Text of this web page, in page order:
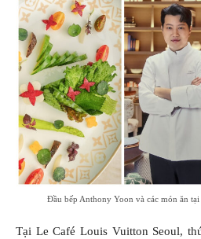
Đầu bếp Anthony Yoon và các món ăn
Tại Le Café Louis Vuitton Seoul,